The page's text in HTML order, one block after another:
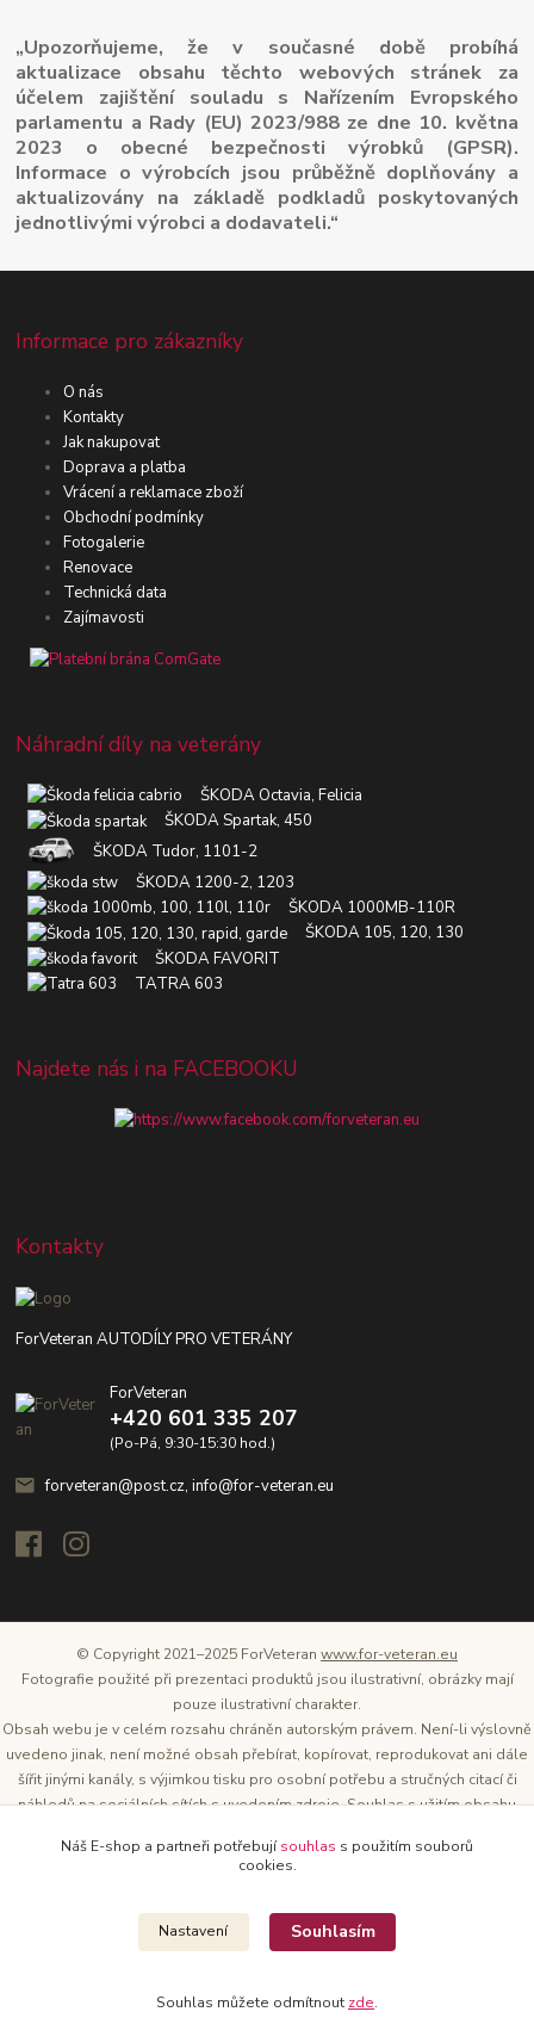
„Upozorňujeme, že v současné době probíhá
aktualizace obsahu těchto webových stránek za
účelem zajištění souladu s Nařízením Evropského
parlamentu a Rady (EU) 2023/988 ze dne 10. května
2023 o obecné bezpečnosti výrobků (GPSR).
Informace o výrobcích jsou průběžně doplňovány a
aktualizovány na základě podkladů poskytovaných
jednotlivými výrobci a dodavateli.“
Informace pro zákazníky
O nás
Kontakty
Jak nakupovat
Doprava a platba
Vrácení a reklamace zboží
Obchodní podmínky
Fotogalerie
Renovace
Technická data
Zajímavosti
Náhradní díly na veterány
ŠKODA Octavia, Felicia
ŠKODA Spartak, 450
ŠKODA Tudor, 1101-2
ŠKODA 1200-2, 1203
ŠKODA 1000MB-110R
ŠKODA 105, 120, 130
ŠKODA FAVORIT
TATRA 603
Najdete nás i na FACEBOOKU
Kontakty
ForVeteran AUTODÍLY PRO VETERÁNY
ForVeteran
+420 601 335 207
(Po-Pá, 9:30-15:30 hod.)
forveteran@post.cz, info@for-veteran.eu
© Copyright 2021–2025 ForVeteran www.for-veteran.eu
Fotografie použité při prezentaci produktů jsou ilustrativní, obrázky mají
pouze ilustrativní charakter.
Obsah webu je v celém rozsahu chráněn autorským právem. Není-li výslovně
uvedeno jinak, není možné obsah přebírat, kopírovat, reprodukovat ani dále
šířit jinými kanály, s výjimkou tisku pro osobní potřebu a stručných citací či
náhledů na sociálních sítích s uvedením zdroje. Souhlas s užitím obsahu
těchto webových stránek je Tomáš Oršel.
Náš E-shop a partneři potřebujísouhlas s použitím souborů
cookies.
Nastavení Souhlasím
Souhlas můžete odmítnout zde.